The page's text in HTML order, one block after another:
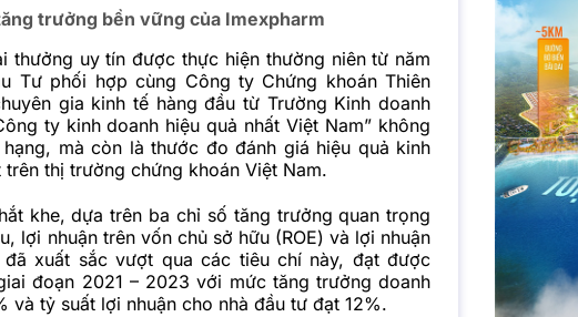
trưởng bền vững của Imexpharm
thưởng uy tín được thực hiện thường niên từ năm
Tư phối hợp cùng Công ty Chứng khoán Thiên
gia kinh tế hàng đầu từ Trường Kinh doanh
ty kinh doanh hiệu quả nhất Việt Nam” không
mà còn là thước đo đánh giá hiệu quả kinh
thị trường chứng khoán Việt Nam.
khe, dựa trên ba chỉ số tăng trưởng quan trọng
lợi nhuận trên vốn chủ sở hữu (ROE) và lợi nhuận
đã xuất sắc vượt qua các tiêu chí này, đạt được
đoạn 2021 – 2023 với mức tăng trưởng doanh
và tỷ suất lợi nhuận cho nhà đầu tư đạt 12%.